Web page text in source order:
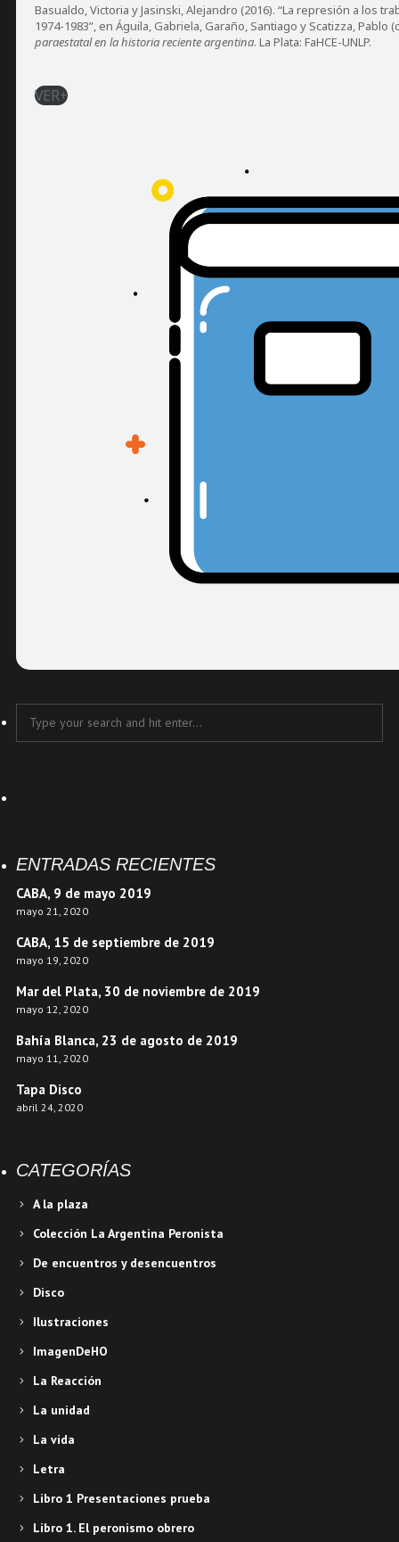
Basualdo, Victoria y Jasinski, Alejandro (2016). “La represión a los
1974-1983”, en Águila, Gabriela, Garaño, Santiago y Scatizza, Pablo
paraestatal en la historia reciente argentina. La Plata: FaHCE-UNLP.
VER+
ENTRADAS RECIENTES
CABA, 9 de mayo 2019
mayo 21, 2020
CABA, 15 de septiembre de 2019
mayo 19, 2020
Mar del Plata, 30 de noviembre de 2019
mayo 12, 2020
Bahía Blanca, 23 de agosto de 2019
mayo 11, 2020
Tapa Disco
abril 24, 2020
CATEGORÍAS
A la plaza
Colección La Argentina Peronista
De encuentros y desencuentros
Disco
Ilustraciones
ImagenDeHO
La Reacción
La unidad
La vida
Letra
Libro 1 Presentaciones prueba
Libro 1. El peronismo obrero